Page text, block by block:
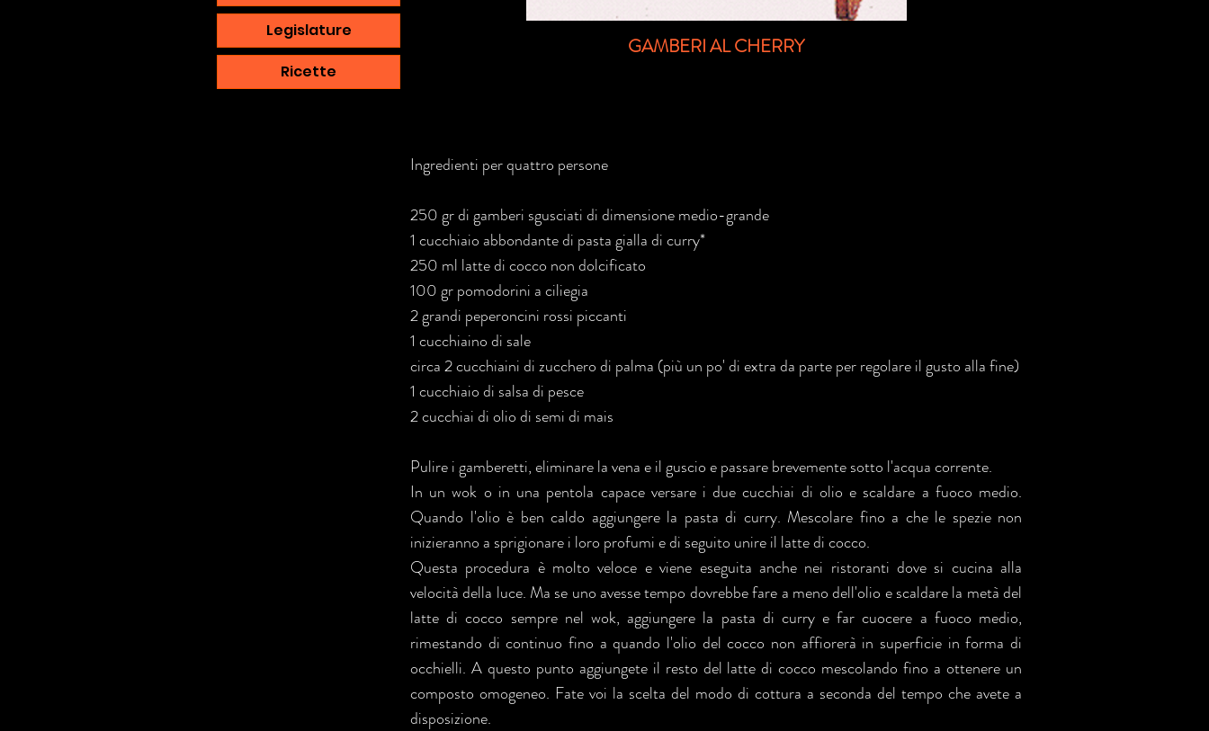
Legislature
Ricette
GAMBERI AL CHERRY
Ingredienti per quattro persone
250 gr di gamberi sgusciati di dimensione medio-grande
1 cucchiaio abbondante di pasta gialla di curry*
250 ml latte di cocco non dolcificato
100 gr pomodorini a ciliegia
2 grandi peperoncini rossi piccanti
1 cucchiaino di sale
circa 2 cucchiaini di zucchero di palma (più un po' di extra da parte per regolare il gusto alla fine)
1 cucchiaio di salsa di pesce
2 cucchiai di olio di semi di mais
Pulire i gamberetti, eliminare la vena e il guscio e passare brevemente sotto l'acqua corrente.
In un wok o in una pentola capace versare i due cucchiai di olio e scaldare a fuoco medio.
Quando l'olio è ben caldo aggiungere la pasta di curry. Mescolare fino a che le spezie non
inizieranno a sprigionare i loro profumi e di seguito unire il latte di cocco.
Questa procedura è molto veloce e viene eseguita anche nei ristoranti dove si cucina alla
velocità della luce. Ma se uno avesse tempo dovrebbe fare a meno dell'olio e scaldare la metà del
latte di cocco sempre nel wok, aggiungere la pasta di curry e far cuocere a fuoco medio,
rimestando di continuo fino a quando l'olio del cocco non affiorerà in superficie in forma di
occhielli. A questo punto aggiungete il resto del latte di cocco mescolando fino a ottenere un
composto omogeneo. Fate voi la scelta del modo di cottura a seconda del tempo che avete a
disposizione.